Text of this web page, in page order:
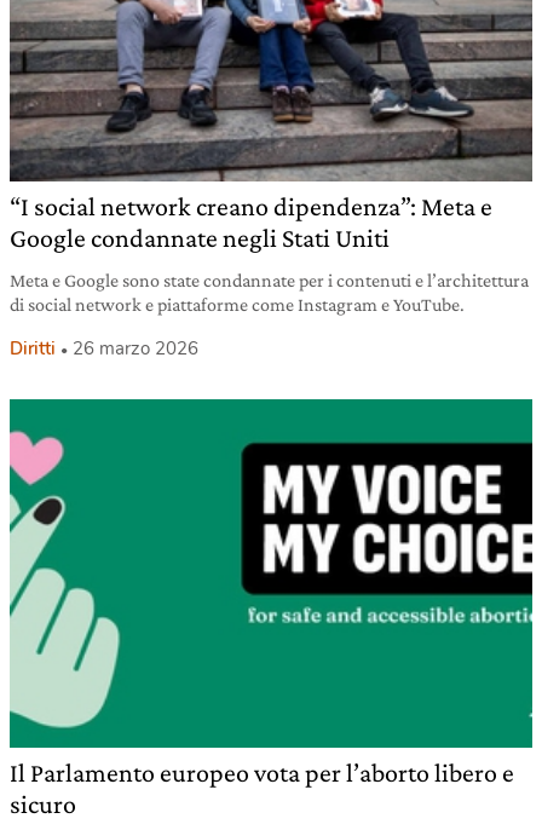
“I social network creano dipendenza”: Meta e
Google condannate negli Stati Uniti
Meta e Google sono state condannate per i contenuti e l’architettura
di social network e piattaforme come Instagram e YouTube.
Diritti 26 marzo 2026
Il Parlamento europeo vota per l’aborto libero e
sicuro